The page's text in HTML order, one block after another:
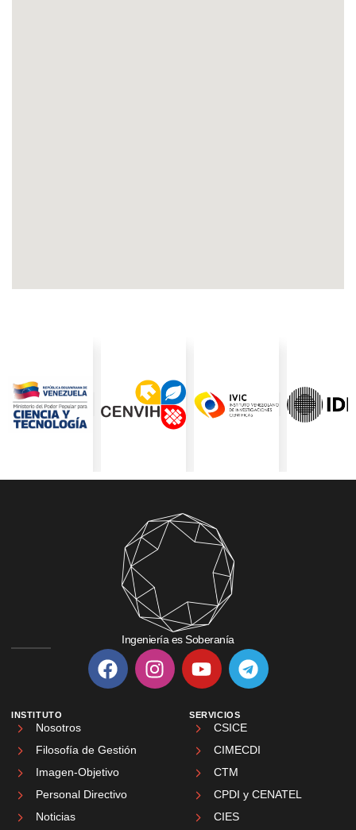
Ingeniería es Soberanía
INSTITUTO
Nosotros
Filosofía de Gestión
Imagen-Objetivo
Personal Directivo
Noticias
SERVICIOS
CSICE
CIMECDI
CTM
CPDI y CENATEL
CIES